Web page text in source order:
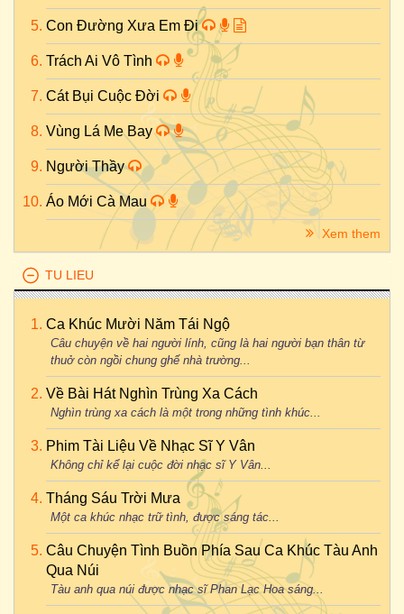
Con Đường Xưa Em Đi
Trách Ai Vô Tình
Cát Bụi Cuộc Đời
Vùng Lá Me Bay
Người Thầy
Áo Mới Cà Mau
Xem them
TU LIEU
Ca Khúc Mười Năm Tái Ngộ
Câu chuyện về hai người lính, cũng là hai người bạn thân từ
thuở còn ngồi chung ghế nhà trường...
Về Bài Hát Nghìn Trùng Xa Cách
Nghìn trùng xa cách là một trong những tình khúc...
Phim Tài Liệu Về Nhạc Sĩ Y Vân
Không chỉ kể lại cuộc đời nhạc sĩ Y Vân...
Tháng Sáu Trời Mưa
Một ca khúc nhạc trữ tình, được sáng tác...
Câu Chuyện Tình Buồn Phía Sau Ca Khúc Tàu Anh
Qua Núi
Tàu anh qua núi được nhạc sĩ Phan Lạc Hoa sáng...